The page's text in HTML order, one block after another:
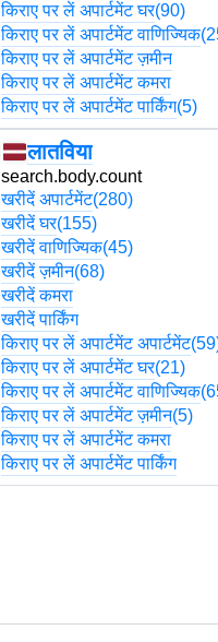
किराए पर लें अपार्टमेंट घर(90)
किराए पर लें अपार्टमेंट वाणिज्यिक
किराए पर लें अपार्टमेंट ज़मीन
किराए पर लें अपार्टमेंट कमरा
किराए पर लें अपार्टमेंट पार्किंग(5)
लातविया
search.body.count
खरीदें अपार्टमेंट(280)
खरीदें घर(155)
खरीदें वाणिज्यिक(45)
खरीदें ज़मीन(68)
खरीदें कमरा
खरीदें पार्किंग
किराए पर लें अपार्टमेंट अपार्टमेंट
किराए पर लें अपार्टमेंट घर(21)
किराए पर लें अपार्टमेंट वाणिज्यिक
किराए पर लें अपार्टमेंट ज़मीन(5)
किराए पर लें अपार्टमेंट कमरा
किराए पर लें अपार्टमेंट पार्किंग